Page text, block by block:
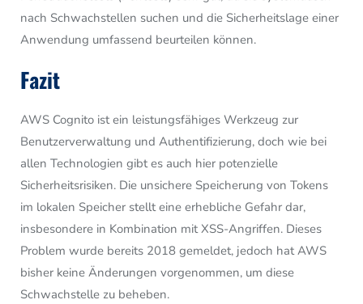
nach Schwachstellen suchen und die Sicherheitslage einer
Anwendung umfassend beurteilen können.
Fazit
AWS Cognito ist ein leistungsfähiges Werkzeug zur
Benutzerverwaltung und Authentifizierung, doch wie bei
allen Technologien gibt es auch hier potenzielle
Sicherheitsrisiken. Die unsichere Speicherung von Tokens
im lokalen Speicher stellt eine erhebliche Gefahr dar,
insbesondere in Kombination mit XSS-Angriffen. Dieses
Problem wurde bereits 2018 gemeldet, jedoch hat AWS
bisher keine Änderungen vorgenommen, um diese
Schwachstelle zu beheben.